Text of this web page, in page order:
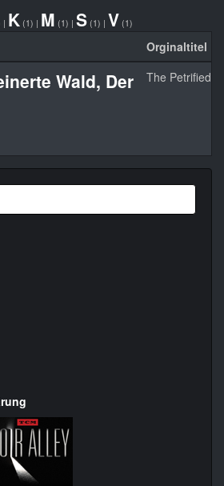
| K (1) | M (1) | S (1) | V (1)
Orginaltitel
Wald, Der The Petrified